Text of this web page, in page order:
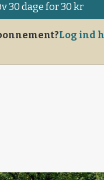
30 dage for 30 kr
Log ind